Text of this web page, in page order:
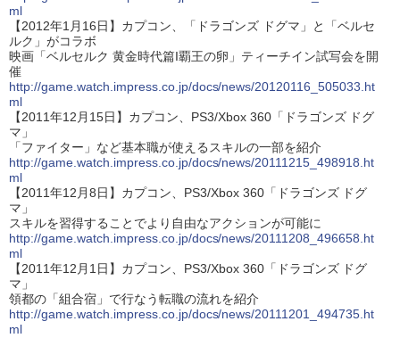
ml
【2012年1月16日】カプコン、「ドラゴンズ ドグマ」と「ベルセ
ルク」がコラボ
映画「ベルセルク 黄金時代篇I覇王の卵」ティーチイン試写会を開
催
http://game.watch.impress.co.jp/docs/news/20120116_505033.ht
ml
【2011年12月15日】カプコン、PS3/Xbox 360「ドラゴンズ ドグ
マ」
「ファイター」など基本職が使えるスキルの一部を紹介
http://game.watch.impress.co.jp/docs/news/20111215_498918.ht
ml
【2011年12月8日】カプコン、PS3/Xbox 360「ドラゴンズ ドグ
マ」
スキルを習得することでより自由なアクションが可能に
http://game.watch.impress.co.jp/docs/news/20111208_496658.ht
ml
【2011年12月1日】カプコン、PS3/Xbox 360「ドラゴンズ ドグ
マ」
領都の「組合宿」で行なう転職の流れを紹介
http://game.watch.impress.co.jp/docs/news/20111201_494735.ht
ml